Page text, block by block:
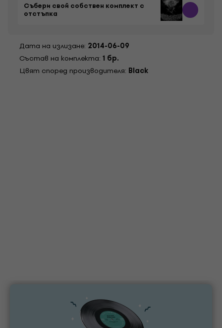
Събери свой собствен комплект с
отстъпка
Дата на излизане: 2014-06-09
Състав на комплекта: 1 бр.
Цвят според производителя: Black